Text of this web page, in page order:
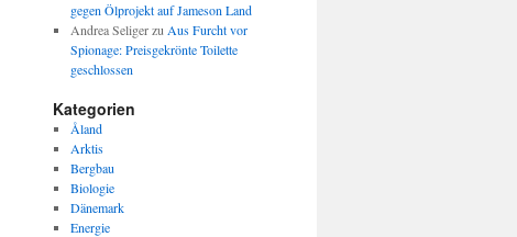
gegen Ölprojekt auf Jameson Land
Andrea Seligerzu Aus Furcht vor
Spionage: Preisgekrönte Toilette
geschlossen
Kategorien
Åland
Arktis
Bergbau
Biologie
Dänemark
Energie